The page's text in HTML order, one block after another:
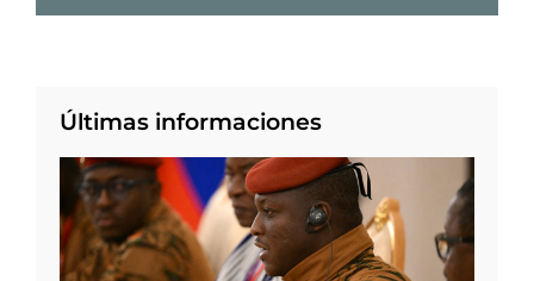
Últimas informaciones